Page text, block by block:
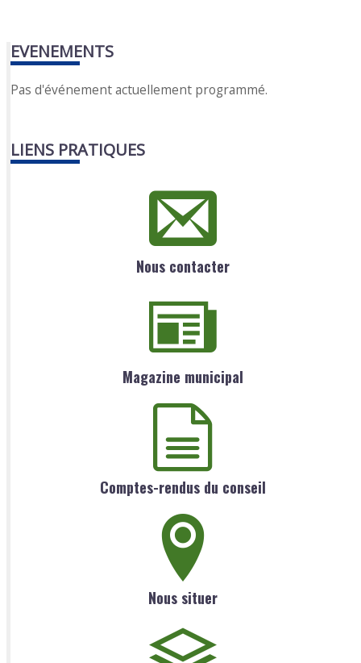
EVENEMENTS
Pas d'événement actuellement programmé.
LIENS PRATIQUES
Nous contacter
Magazine municipal
Comptes-rendus du conseil
Nous situer